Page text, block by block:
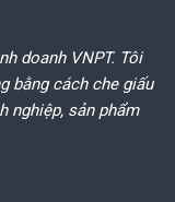
doanh VNPT. Tôi
bằng cách che giấu
nghiệp, sản phẩm